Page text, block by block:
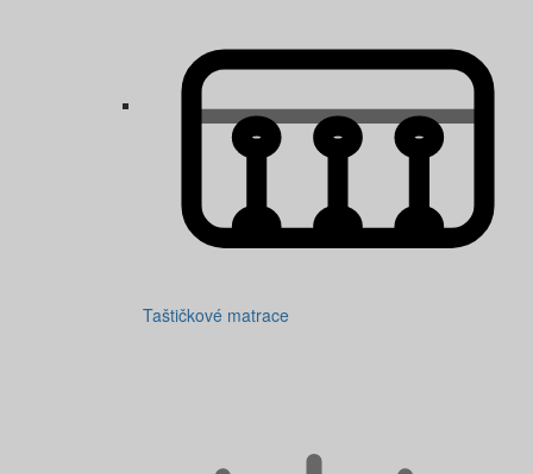
Taštičkové matrace